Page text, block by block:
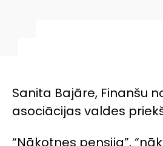
Sanita Bajāre, Finanšu
asociācijas valdes
“Nākotnes pensija”,